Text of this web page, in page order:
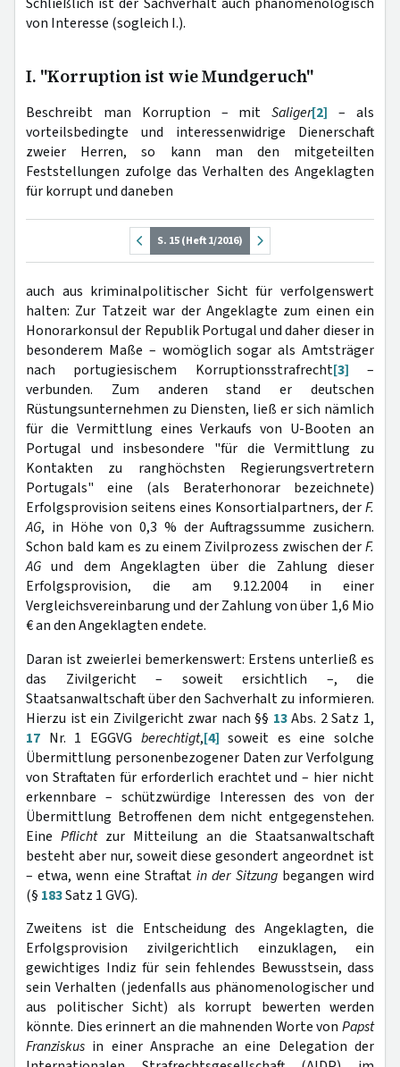
von Interesse (sogleich I.).
I. "Korruption ist wie Mundgeruch"
Beschreibt man Korruption – mitSaliger[2] – als
vorteilsbedingte und interessenwidrige Dienerschaft
zweier Herren, so kann man den mitgeteilten
Feststellungen zufolge das Verhalten des Angeklagten
für korrupt und daneben
S. 15 (Heft 1/2016)
auch aus kriminalpolitischer Sicht für verfolgenswert
halten: Zur Tatzeit war der Angeklagte zum einen ein
Honorarkonsul der Republik Portugal und daher dieser in
besonderem Maße – womöglich sogar als Amtsträger
nach portugiesischem Korruptionsstrafrecht[3] –
verbunden. Zum anderen stand er deutschen
Rüstungsunternehmen zu Diensten, ließ er sich nämlich
für die Vermittlung eines Verkaufs von U-Booten an
Portugal und insbesondere "für die Vermittlung zu
Kontakten zu ranghöchsten Regierungsvertretern
Portugals" eine (als Beraterhonorar bezeichnete)
Erfolgsprovision seitens eines Konsortialpartners, derF.
AG, in Höhe von 0,3 % der Auftragssumme zusichern.
Schon bald kam es zu einem Zivilprozess zwischen derF.
AG und dem Angeklagten über die Zahlung dieser
Erfolgsprovision, die am 9.12.2004 in einer
Vergleichsvereinbarung und der Zahlung von über 1,6 Mio
€ an den Angeklagten endete.
Daran ist zweierlei bemerkenswert: Erstens unterließ es
das Zivilgericht – soweit ersichtlich –, die
Staatsanwaltschaft über den Sachverhalt zu informieren.
Hierzu ist ein Zivilgericht zwar nach §§ 13Abs. 2 Satz 1,
17 Nr. 1 EGGVG berechtigt,[4] soweit es eine solche
Übermittlung personenbezogener Daten zur Verfolgung
von Straftaten für erforderlich erachtet und – hier nicht
erkennbare – schützwürdige Interessen des von der
Übermittlung Betroffenen dem nicht entgegenstehen.
Eine Pflicht zur Mitteilung an die Staatsanwaltschaft
besteht aber nur, soweit diese gesondert angeordnet ist
– etwa, wenn eine Straftatin der Sitzungbegangen wird
(§ 183Satz 1 GVG).
Zweitens ist die Entscheidung des Angeklagten, die
Erfolgsprovision zivilgerichtlich einzuklagen, ein
gewichtiges Indiz für sein fehlendes Bewusstsein, dass
sein Verhalten (jedenfalls aus phänomenologischer und
aus politischer Sicht) als korrupt bewerten werden
könnte. Dies erinnert an die mahnenden Worte von Papst
Franziskus in einer Ansprache an eine Delegation der